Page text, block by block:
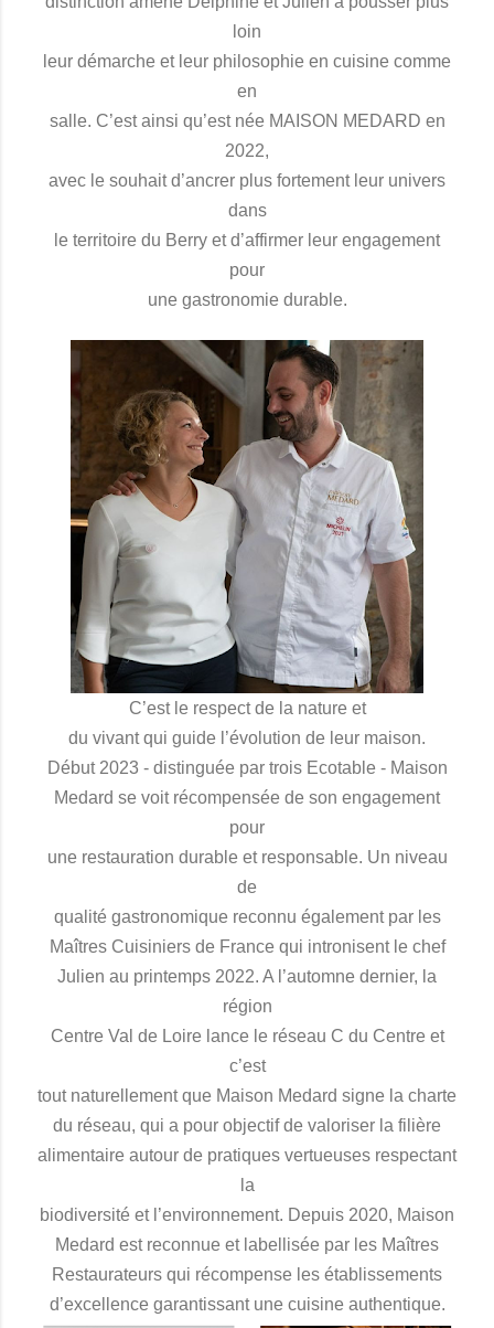
loin
leur démarche et leur philosophie en cuisine comme
en
salle. C’est ainsi qu’est née MAISON MEDARD en
2022,
avec le souhait d’ancrer plus fortement leur univers
dans
le territoire du Berry et d’affirmer leur engagement
pour
une gastronomie durable.
C’est le respect de la nature et
du vivant qui guide l’évolution de leur maison.
Début 2023 - distinguée par trois Ecotable - Maison
Medard se voit récompensée de son engagement
pour
une restauration durable et responsable. Un niveau
de
qualité gastronomique reconnu également par les
Maîtres Cuisiniers de France qui intronisent le chef
Julien au printemps 2022. A l’automne dernier, la
région
Centre Val de Loire lance le réseau C du Centre et
c’est
tout naturellement que Maison Medard signe la charte
du réseau, qui a pour objectif de valoriser la filière
alimentaire autour de pratiques vertueuses respectant
la
biodiversité et l’environnement. Depuis 2020, Maison
Medard est reconnue et labellisée par les Maîtres
Restaurateurs qui récompense les établissements
d’excellence garantissant une cuisine authentique.